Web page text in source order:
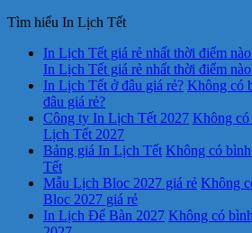
Tìm hiểu In Lịch Tết
In Lịch Tết giá rẻ nhất thời điểm
In Lịch Tết giá rẻ nhất thời điểm
In Lịch Tết ở đâu giá rẻ? Không có
đâu giá rẻ?
Công ty In Lịch Tết 2027 Không có
Lịch Tết 2027
Bảng giá In Lịch Tết Không có
Tết
Mẫu Lịch Bloc 2027 giá rẻ Không
Bloc 2027 giá rẻ
In Lịch Để Bàn 2027 Không có